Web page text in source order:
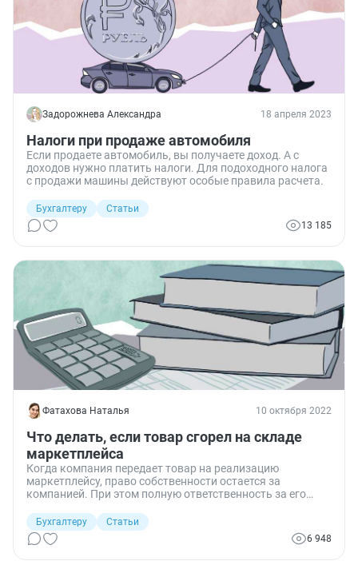
Задорожнева Александра 18 апреля 2023
Налоги при продаже автомобиля
Если продаете автомобиль, вы получаете доход. А с
доходов нужно платить налоги. Для подоходного налога
с продажи машины действуют особые правила расчета.
Бухгалтеру
Статьи
13 185
Фатахова Наталья 10 октября 2022
Что делать, если товар сгорел на складе
маркетплейса
Когда компания передает товар на реализацию
маркетплейсу, право собственности остается за
компанией. При этом полную ответственность за его
комиссионер.
Бухгалтеру
Статьи
6 948